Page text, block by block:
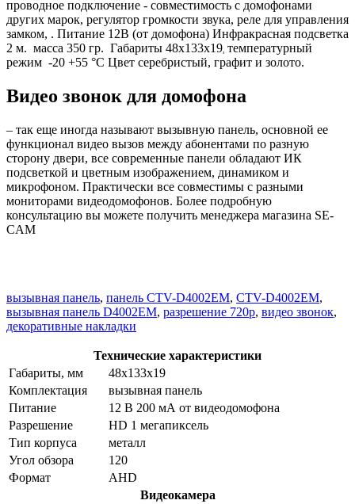
проводное подключение - совместимость с домофонами
других марок, регулятор громкости звука, реле для управления
замком, . Питание 12В (от домофона) Инфракрасная подсветка
2 м. масса 350 гр. Габариты 48х133х19 температурный
режим -20 +55 °С Цвет cеребристый, графит и золото.
Видео звонок для домофона
– так еще иногда называют вызывную панель, основной ее
функционал видео вызов между абонентами по разную
сторону двери, все современные панели обладают ИК
подсветкой и цветным изображением, динамиком и
микрофоном. Практически все совместимы с разными
мониторами видеодомофонов. Более подробную
консультацию вы можете получить менеджера магазина SE-
CAM
вызывная панель, панель CTV-D4002EM, CTV-D4002EM,
вызывная панель D4002EM, разрешение 720p, видео звонок,
декоративные накладки
Технические характеристики
Габариты, мм
48х133х19
Комплектация
вызывная панель
Питание
12 В 200 мА от видеодомофона
Разрешение
HD 1 мегапиксель
Тип корпуса
металл
Угол обзора
120
Формат
AHD
Видеокамера